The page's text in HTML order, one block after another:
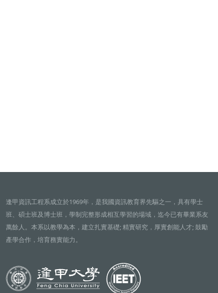
逢甲資訊工程系成立於1969年，是我國資訊教育界先驅之一，具有學士
班、碩士班及博士班，學制完整形成相互學習的場域，迄今已有畢業系友
萬餘人。本系以教學為本，建立扎實基礎; 精實研究，厚實創能人才; 鼓勵
產學合作，培育務實能力。